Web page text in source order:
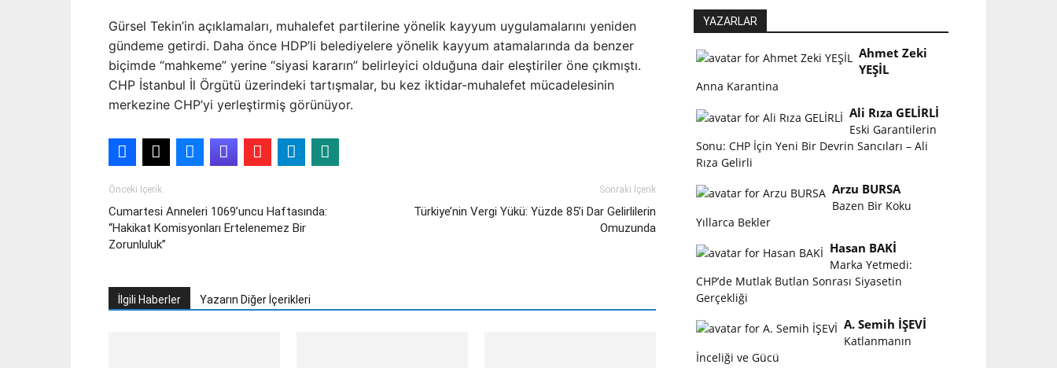
Gürsel Tekin’in açıklamaları, muhalefet partilerine yönelik kayyum uygulamalarını yeniden
gündeme getirdi. Daha önce HDP’li belediyelere yönelik kayyum atamalarında da benzer
biçimde “mahkeme” yerine “siyasi kararın” belirleyici olduğuna dair eleştiriler öne çıkmıştı.
CHP İstanbul İl Örgütü üzerindeki tartışmalar, bu kez iktidar-muhalefet mücadelesinin
merkezine CHP’yi yerleştirmiş görünüyor.
Önceki İçerik
Cumartesi Anneleri 1069’uncu Haftasında:
“Hakikat Komisyonları Ertelenemez Bir
Zorunluluk”
Sonraki İçerik
Türkiye’nin Vergi Yükü: Yüzde 85’i Dar Gelirlilerin
Omuzunda
İlgili Haberler Yazarın Diğer İçerikleri
YAZARLAR
Ahmet Zeki
YEŞİL
Anna Karantina
Ali Rıza GELİRLİ
Eski Garantilerin
Sonu: CHP İçin Yeni Bir Devrin Sancıları – Ali
Rıza Gelirli
Arzu BURSA
Bazen Bir Koku
Yıllarca Bekler
Hasan BAKİ
Marka Yetmedi:
CHP’de Mutlak Butlan Sonrası Siyasetin
Gerçekliği
A. Semih İŞEVİ
Katlanmanın
İnceliği ve Gücü